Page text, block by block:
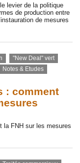
levier de la politique
de production entre
de mesures
"New Deal" vert
Notes & Etudes
: comment
la FNH sur les mesures